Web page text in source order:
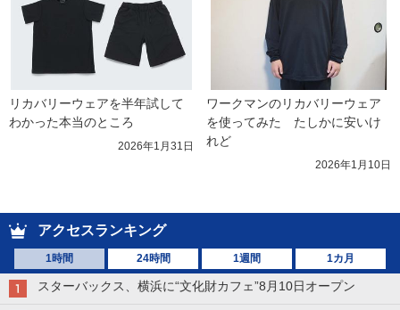
リカバリーウェアを半年試して
わかった本当のところ
2026年1月31日
ワークマンのリカバリーウェア
を使ってみた　たしかに安いけ
れど
2026年1月10日
アクセスランキング
1時間 24時間 1週間 1カ月
スターバックス、横浜に“文化財カフェ”8月10日オープン